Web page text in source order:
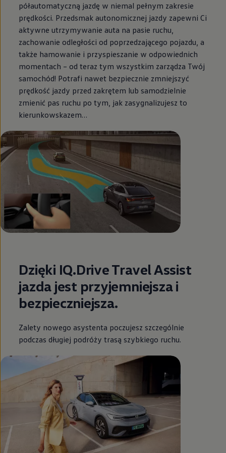
półautomatyczną jazdę w niemal pełnym zakresie
prędkości. Przedsmak autonomicznej jazdy zapewni Ci
aktywne utrzymywanie auta na pasie ruchu,
zachowanie odległości od poprzedzającego pojazdu, a
także hamowanie i przyspieszanie w odpowiednich
momentach – od teraz tym wszystkim zarządza Twój
samochód! Potrafi nawet bezpiecznie zmniejszyć
prędkość jazdy przed zakrętem lub samodzielnie
zmienić pas ruchu po tym, jak zasygnalizujesz to
kierunkowskazem…
Dzięki IQ.Drive Travel Assist
jazda jest przyjemniejsza i
bezpieczniejsza.
Zalety nowego asystenta poczujesz szczególnie
podczas długiej podróży trasą szybkiego ruchu.